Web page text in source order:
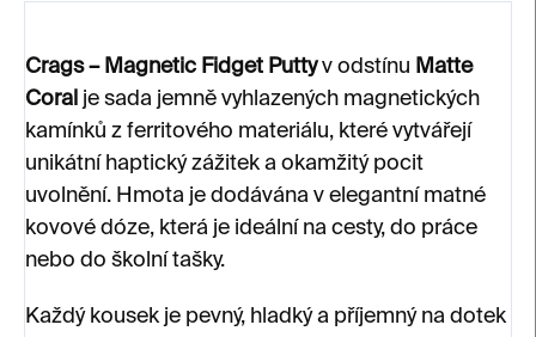
Crags – Magnetic Fidget Puttyv odstínu Matte
Coral je sada jemně vyhlazených magnetických
kamínků z ferritového materiálu, které vytvářejí
unikátní haptický zážitek a okamžitý pocit
uvolnění. Hmota je dodávána v elegantní matné
kovové dóze, která je ideální na cesty, do práce
nebo do školní tašky.
Každý kousek je pevný, hladký a příjemný na dotek